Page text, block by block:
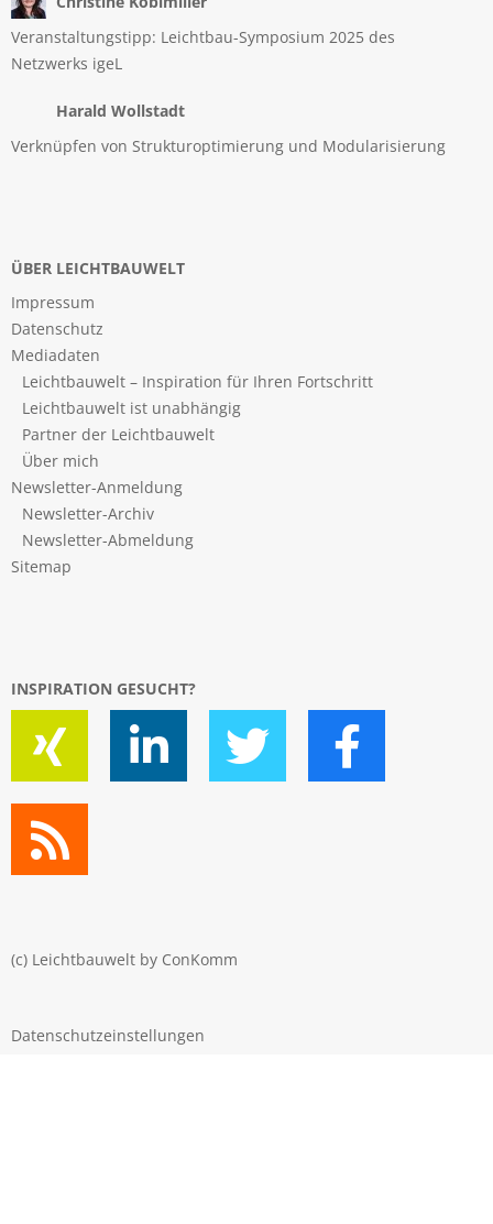
Veranstaltungstipp: Leichtbau-Symposium 2025 des
Netzwerks igeL
Harald Wollstadt
Verknüpfen von Strukturoptimierung und Modularisierung
ÜBER LEICHTBAUWELT
Impressum
Datenschutz
Mediadaten
Leichtbauwelt – Inspiration für Ihren Fortschritt
Leichtbauwelt ist unabhängig
Partner der Leichtbauwelt
Über mich
Newsletter-Anmeldung
Newsletter-Archiv
Newsletter-Abmeldung
Sitemap
INSPIRATION GESUCHT?
(c) Leichtbauwelt by ConKomm
Datenschutzeinstellungen